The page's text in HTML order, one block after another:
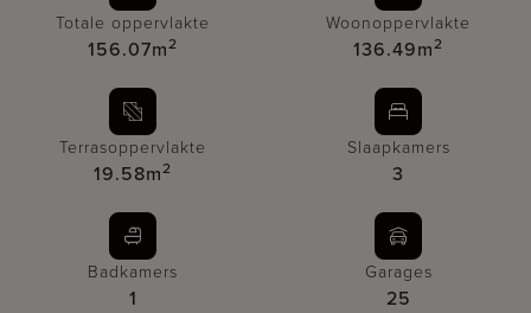
Totale oppervlakte
156.07m2
Woonoppervlakte
136.49m2
Terrasoppervlakte
19.58m2
Slaapkamers
3
Badkamers
1
Garages
25